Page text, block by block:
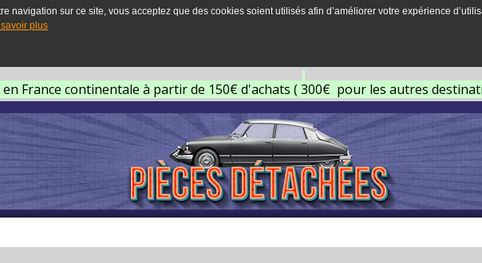
navigation sur ce site, vous acceptez que des cookies soient utilisés afin d’améliorer votre expérience
savoir plus
France continentale à partir de 150€ d'achats ( 300€ pour les autres